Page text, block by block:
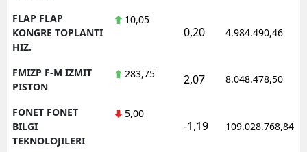
FLAP FLAP
KONGRE TOPLANTI
HIZ.
10,05
0,20 4.984.490,46
FMIZP F-M IZMIT
PISTON
283,75 2,07 8.048.478,50
FONET FONET
BILGI
TEKNOLOJILERI
5,00
-1,19 109.028.768,84